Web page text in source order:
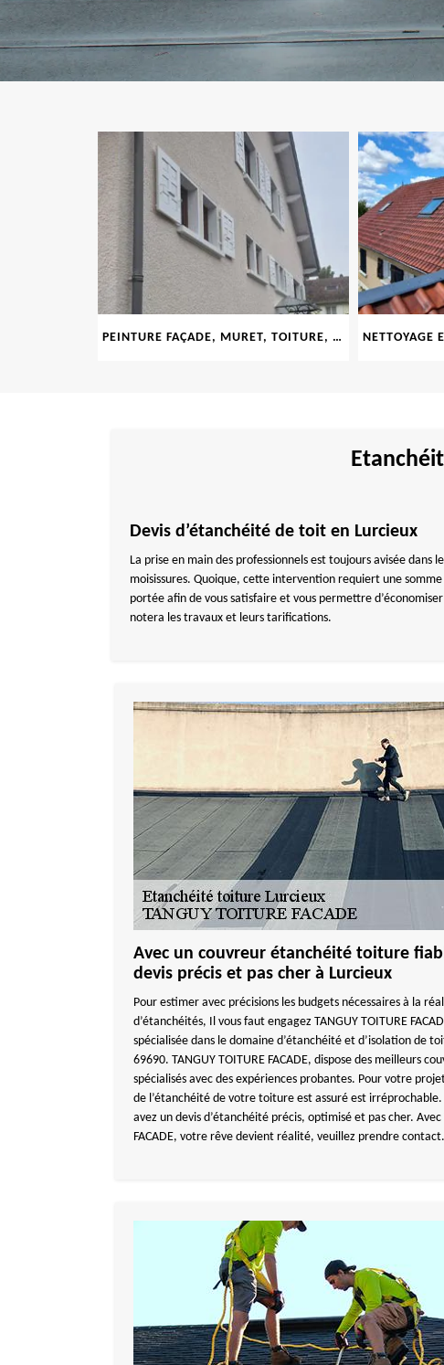
PEINTURE FAÇADE, MURET, TOITURE, BOISERIE, FERRONERIE, GOUTTIÈRE 69
Devis d’étanchéité de toit en Lurcieux
La prise en main des professionnels est toujours avisée
moisissures. Quoique, cette intervention requiert une
portée afin de vous satisfaire et vous permettre
notera les travaux et leurs tarifications.
Avec un couvreur étanchéité toiture
devis précis et pas cher à Lurcieux
Pour estimer avec précisions les budgets nécessaires à la
d’étanchéités, Il vous faut engagez TANGUY TOITURE
spécialisée dans le domaine d’étanchéité et d’isolation de
69690. TANGUY TOITURE FACADE, dispose des meilleurs
spécialisés avec des expériences probantes. Pour votre
de l’étanchéité de votre toiture est assuré est irréprochable.
avez un devis d’étanchéité précis, optimisé et pas cher. Avec
FACADE, votre rêve devient réalité, veuillez prendre contact.